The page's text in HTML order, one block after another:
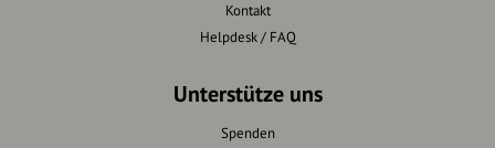
Kontakt
Helpdesk / FAQ
Unterstütze uns
Spenden